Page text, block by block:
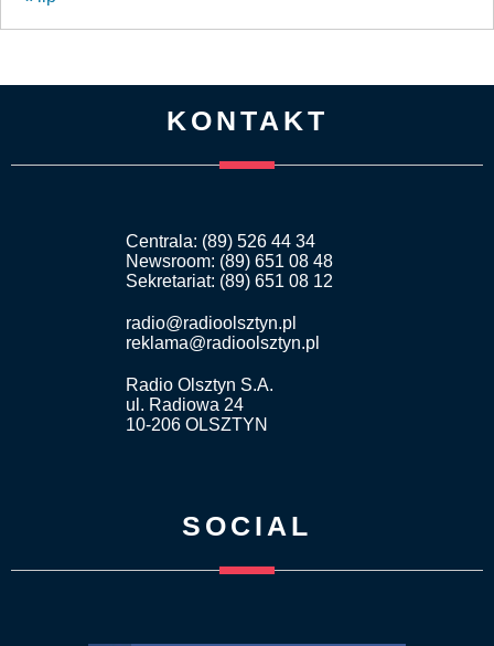
KONTAKT
Centrala: (89) 526 44 34
Newsroom: (89) 651 08 48
Sekretariat: (89) 651 08 12
radio@radioolsztyn.pl
reklama@radioolsztyn.pl
Radio Olsztyn S.A.
ul. Radiowa 24
10-206 OLSZTYN
SOCIAL